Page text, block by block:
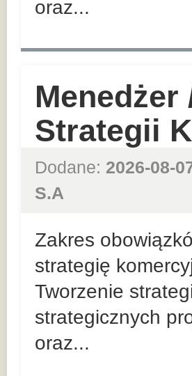
oraz...
Menedżer
Strategii
Dodane: 2026-08-
S.A
Zakres
strategię
Tworzenie
strategicznych
oraz...